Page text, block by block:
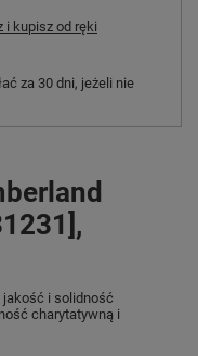
i kupisz od ręki
za 30 dni, jeżeli nie
jakość i solidność
charytatywną i